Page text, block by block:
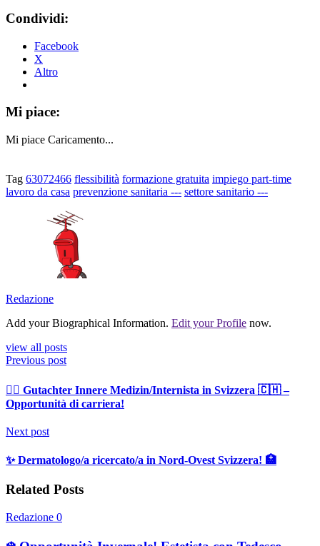
Condividi:
Facebook
X
Altro
Mi piace:
Mi piace Caricamento...
Tag 63072466 flessibilità formazione gratuita impiego part-time
lavoro da casa prevenzione sanitaria --- settore sanitario ---
Redazione
Add your Biographical Information. Edit your Profile now.
view all posts
Previous post
👨‍⚕️ Gutachter Innere Medizin/Internista in Svizzera 🇨🇭 –
Opportunità di carriera!
Next post
✨ Dermatologo/a ricercato/a in Nord-Ovest Svizzera! 🏥
Related Posts
Redazione 0